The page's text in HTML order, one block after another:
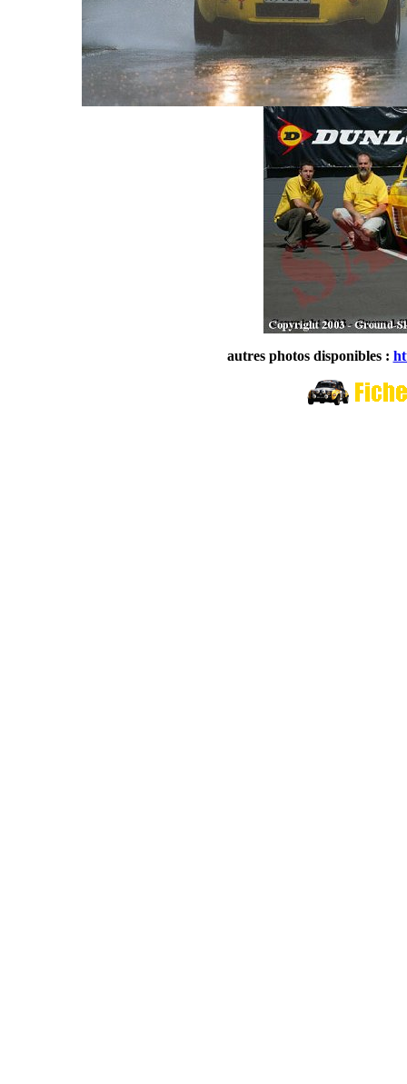
autres photos disponibles :